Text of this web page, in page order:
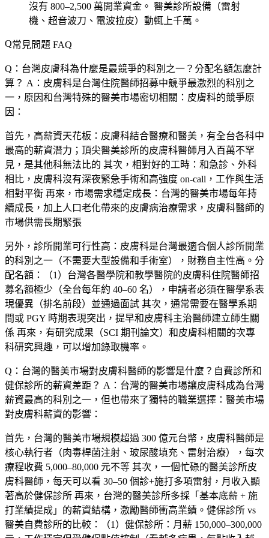
沒有 800–2,500 萬開業資金。 醫美診所設備（雷射
機、超音波刀、電波拉皮）動輒上千萬。
常見問題 FAQ
Q：台灣皮膚科為什麼是最競爭的科別之一？分配名額怎麼計
算？ A：皮膚科是台灣住院醫師招募中競爭最激烈的科別之
一，原因和台灣特殊的醫美市場密切相關：皮膚科的競爭原
因：
首先， 高薪資天花板 ：皮膚科結合醫療和醫美，有全台各科中
最高的薪資潛力；頂尖醫美診所的皮膚科醫師月入百萬不罕
見，是其他科無法比的 其次， 相對好的工時 ：和急診、外科
相比，皮膚科沒有深夜緊急手術和高強度 on-call，工作與生活
相對平衡 再來， 市場需求穩定成長 ：台灣的醫美市場每年持
續成長，加上人口老化帶來的皮膚病治療需求，皮膚科醫師的
市場供需長期緊張
另外， 診所開業可行性高 ：皮膚科是台灣最適合個人診所開業
的科別之一（不需要大型設備和手術室），財務自主性高。分
配名額：（1）台灣各醫學院和教學醫院的皮膚科住院醫師招
募名額極少（全台每年約 40–60 名），申請者必須在醫學系表
現優異（排名前段）並通過面試 其次，通常需要在醫學系期
間或 PGY 時期表現突出，提早和皮膚科主治醫師建立師生關
係 再來，有研究成果（SCI 期刊論文）和皮膚科相關的次專
科研究興趣，可以增加錄取機率。
Q：台灣的醫美市場對皮膚科醫師的影響是什麼？自費診所和
健保診所的薪資差距？ A：台灣的醫美市場讓皮膚科成為台灣
薪資最高的科別之一，但也帶來了獨特的職業選擇：醫美市場
對皮膚科薪資的影響：
首先，台灣的醫美市場規模超過 300 億元台幣，皮膚科醫師是
核心執行者（肉毒桿菌注射、玻尿酸填充、雷射治療），每次
療程收費 5,000–80,000 元不等 其次，一個忙碌的醫美診所皮
膚科醫師，每天可以看 30–50 個診+施打多項雷射，月收入顯
著高於健保診所 再來，台灣的醫美診所多採「基本底薪 + 施
打業績提成」的薪資結構，激勵醫師衝高業績。健保診所 vs
醫美自費診所的比較：（1） 健保診所 ：月薪 150,000–300,000